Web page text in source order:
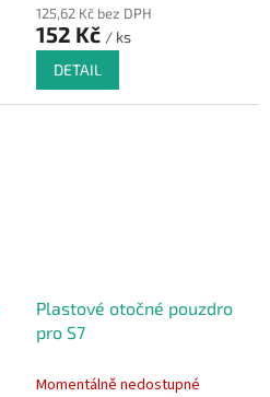
125,62 Kč bez DPH
152 Kč / ks
DETAIL
Plastové otočné pouzdro
pro S7
Momentálně nedostupné